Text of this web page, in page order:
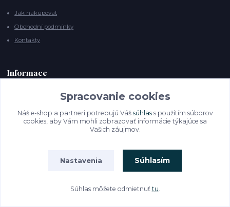
Jak nakupovat
Obchodní podmínky
Kontakty
Informace
Jak vybrat Powerball
Vytvorené na
Eshop-rychlo.sk
Spracovanie cookies
Náš e-shop a partneri potrebujú Váš súhlass použitím súborov
cookies, aby Vám mohli zobrazovať informácie týkajúce sa
Vašich záujmov.
Nastavenia Súhlasím
Súhlas môžete odmietnuť tu